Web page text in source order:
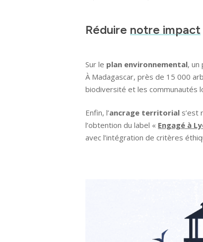
Réduire notre impact
Sur le plan environnemental, un
À Madagascar, près de 15 000
biodiversité et les communautés
Enfin, l’ancrage territorial s’est
l’obtention du label « Engagé à
avec l’intégration de critères